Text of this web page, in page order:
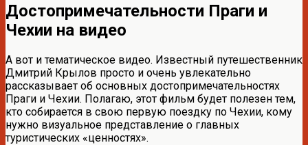
Достопримечательности Праги и
Чехии на видео
А вот и тематическое видео. Известный путешественник
Дмитрий Крылов просто и очень увлекательно
рассказывает об основных достопримечательностях
Праги и Чехии. Полагаю, этот фильм будет полезен тем,
кто собирается в свою первую поездку по Чехии, кому
нужно визуальное представление о главных
туристических «ценностях».